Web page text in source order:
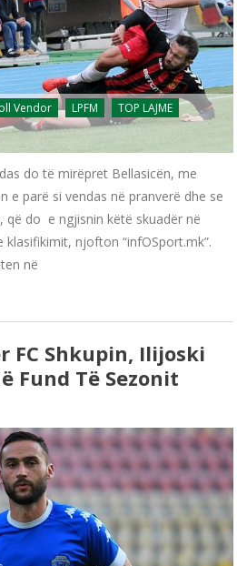
Vendor LPFM TOP LAJME
do të mirëpret Bellasicën, me
e parë si vendas në pranverë dhe se
do e ngjisnin këtë skuadër në
njofton “infOSport.mk”.
në
FC Shkupin, Ilijoski
Fund Të Sezonit